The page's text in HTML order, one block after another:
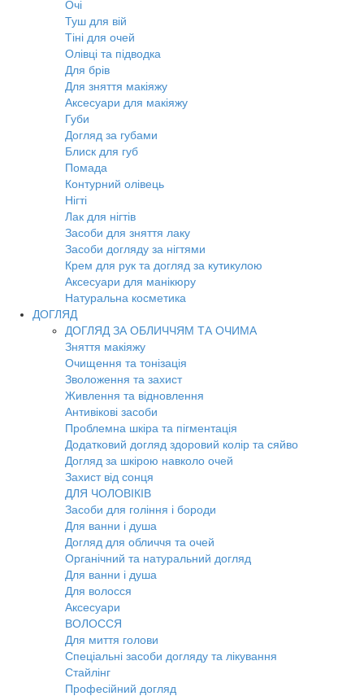
Очі
Туш для вій
Тіні для очей
Олівці та підводка
Для брів
Для зняття макіяжу
Аксесуари для макіяжу
Губи
Догляд за губами
Блиск для губ
Помада
Контурний олівець
Нігті
Лак для нігтів
Засоби для зняття лаку
Засоби догляду за нігтями
Крем для рук та догляд за кутикулою
Аксесуари для манікюру
Натуральна косметика
ДОГЛЯД
ДОГЛЯД ЗА ОБЛИЧЧЯМ ТА ОЧИМА
Зняття макіяжу
Очищення та тонізація
Зволоження та захист
Живлення та відновлення
Антивікові засоби
Проблемна шкіра та пігментація
Додатковий догляд здоровий колір та сяйво
Догляд за шкірою навколо очей
Захист від сонця
ДЛЯ ЧОЛОВІКІВ
Засоби для гоління і бороди
Для ванни і душа
Догляд для обличчя та очей
Органічний та натуральний догляд
Для ванни і душа
Для волосся
Аксесуари
ВОЛОССЯ
Для миття голови
Спеціальні засоби догляду та лікування
Стайлінг
Професійний догляд